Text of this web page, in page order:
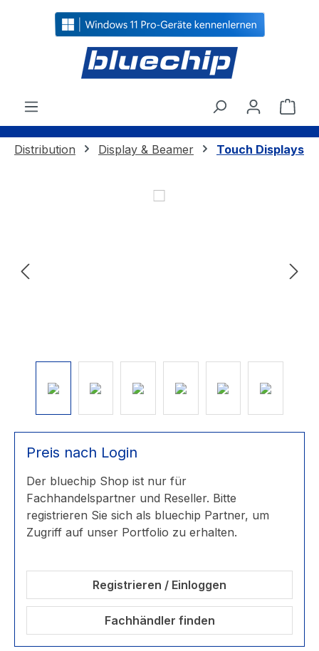
springen
Distribution Display & Beamer Touch Displays
Bildergalerie überspringen
Preis nach Login
Der bluechip Shop ist nur für
Fachhandelspartner und Reseller. Bitte
registrieren Sie sich als bluechip Partner, um
Zugriff auf unser Portfolio zu erhalten.
Registrieren / Einloggen
Fachhändler finden